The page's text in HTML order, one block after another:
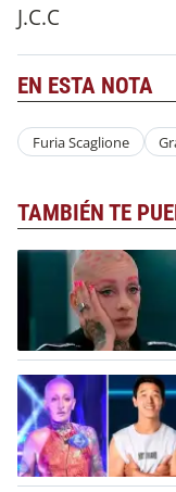
J.C.C
EN ESTA NOTA
Furia Scaglione
TAMBIÉN TE